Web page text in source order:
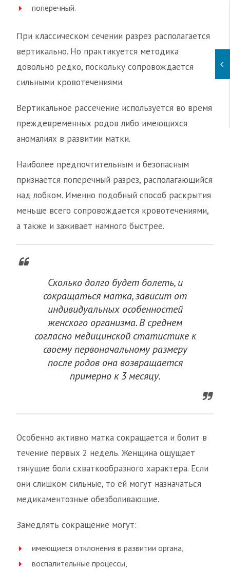
поперечный.
При классическом сечении разрез располагается
вертикально. Но практикуется методика
довольно редко, поскольку сопровождается
сильными кровотечениями.
Вертикальное рассечение используется во время
преждевременных родов либо имеющихся
аномалиях в развитии матки.
Наиболее предпочтительным и безопасным
признается поперечный разрез, располагающийся
над лобком. Именно подобный способ раскрытия
меньше всего сопровождается кровотечениями,
а также и заживает намного быстрее.
Сколько долго будет болеть, и
сокращаться матка, зависит от
индивидуальных особенностей
женского организма. В среднем
согласно медицинской статистике к
своему первоначальному размеру
после родов она возвращается
примерно к 3 месяцу.
Особенно активно матка сокращается и болит в
течение первых 2 недель. Женщина ощущает
тянущие боли схваткообразного характера. Если
они слишком сильные, то ей могут назначаться
медикаментозные обезболивающие.
Замедлять сокращение могут:
имеющиеся отклонения в развитии органа,
воспалительные процессы,